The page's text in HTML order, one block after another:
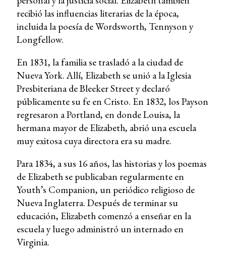
recibió las influencias literarias de la época,
incluida la poesía de Wordsworth, Tennyson y
Longfellow.
En 1831, la familia se trasladó a la ciudad de
Nueva York. Allí, Elizabeth se unió a la Iglesia
Presbiteriana de Bleeker Street y declaró
públicamente su fe en Cristo. En 1832, los Payson
regresaron a Portland, en donde Louisa, la
hermana mayor de Elizabeth, abrió una escuela
muy exitosa cuya directora era su madre.
Para 1834, a sus 16 años, las historias y los poemas
de Elizabeth se publicaban regularmente en
Youth’s Companion, un periódico religioso de
Nueva Inglaterra. Después de terminar su
educación, Elizabeth comenzó a enseñar en la
escuela y luego administró un internado en
Virginia.